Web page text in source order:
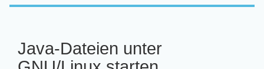
Java-Dateien unter